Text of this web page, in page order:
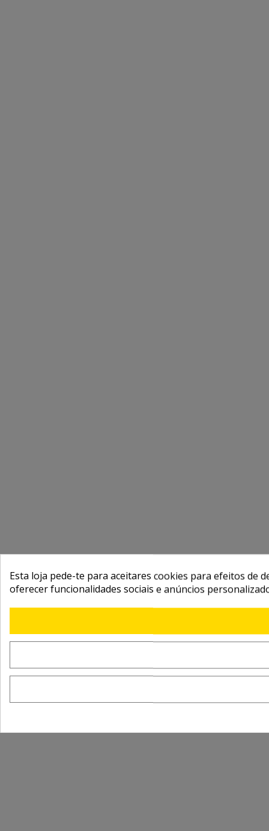
Esta loja pede-te para aceitares cookies para efeitos de
oferecer funcionalidades sociais e anúncios